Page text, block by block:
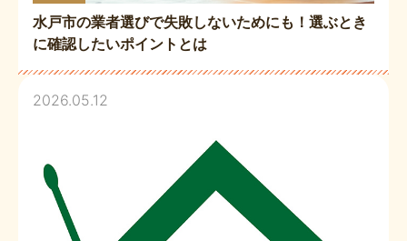
水戸市の業者選びで失敗しないためにも！選ぶとき
に確認したいポイントとは
2026.05.12